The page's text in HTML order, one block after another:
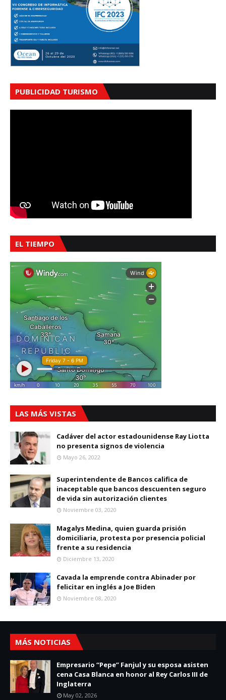
PUBLICIDAD TURISMO
EL TIEMPO
LAS MÁS VISTAS
Cadáver del actor estadounidense Ray Liotta
no presenta signos de violencia
Mayo 26, 2022
Superintendente de Bancos califica de
inaceptable que bancos descuenten seguro
de vida sin autorización clientes
Noviembre 03, 2020
Magalys Medina, quien guarda prisión
domiciliaria, protesta por presencia policial
frente a su residencia
Diciembre 13, 2020
Cavada la emprende contra Abinader por
felicitar en inglés a Joe Biden
Noviembre 08, 2020
MÁS NOTICIAS
Empresario “Pepe” Fanjul y su esposa asisten
cena Casa Blanca en honor al Rey Carlos III de
Inglaterra
May 02, 2026